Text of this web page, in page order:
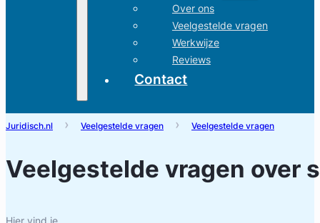
Over ons
Veelgestelde vragen
Werkwijze
Reviews
Contact
Juridisch.nl Veelgestelde vragen Veelgestelde vragen
Veelgestelde vragen over